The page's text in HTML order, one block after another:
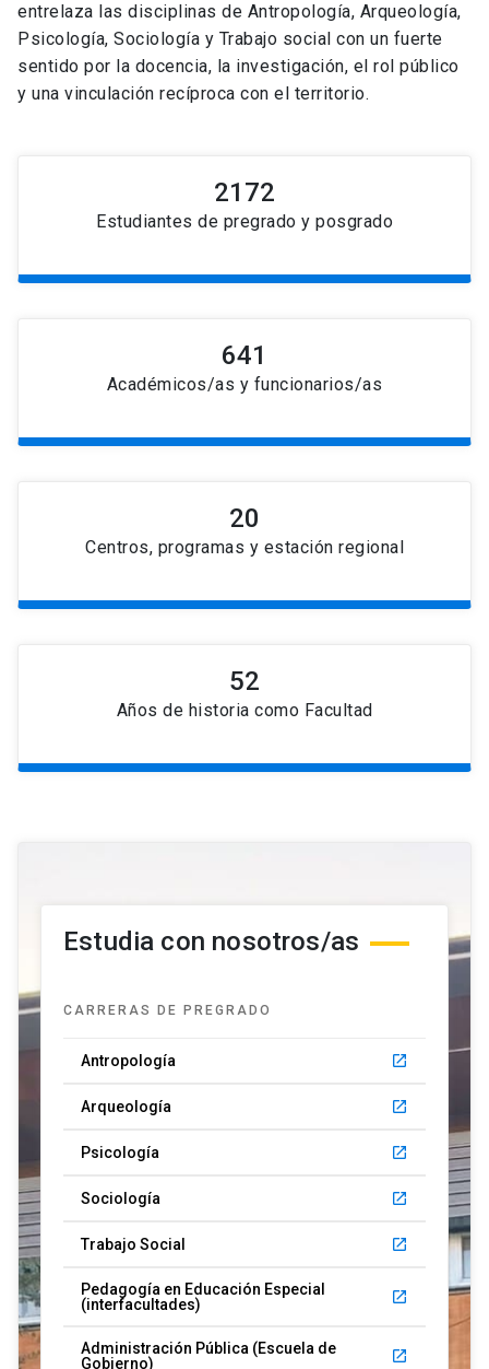
entrelaza las disciplinas de Antropología, Arqueología,
Psicología, Sociología y Trabajo social con un fuerte
sentido por la docencia, la investigación, el rol público
y una vinculación recíproca con el territorio.
2172
Estudiantes de pregrado y posgrado
641
Académicos/as y funcionarios/as
20
Centros, programas y estación regional
52
Años de historia como Facultad
Estudia con nosotros/as
CARRERAS DE PREGRADO
Antropología launch
Arqueología launch
Psicología launch
Sociología launch
Trabajo Social launch
Pedagogía en Educación Especial
(interfacultades)
launch
Administración Pública (Escuela de
Gobierno)
launch